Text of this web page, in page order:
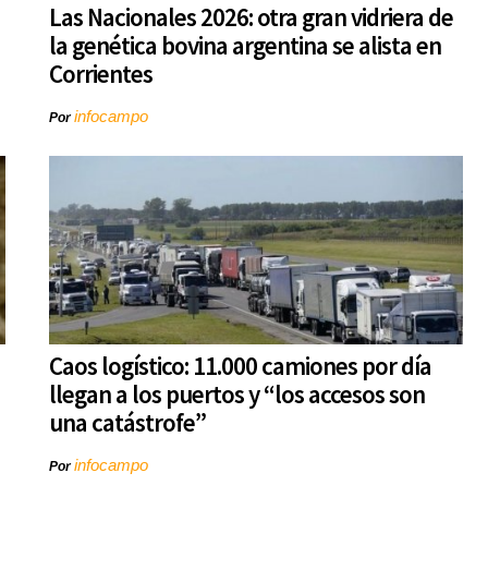
Las Nacionales 2026: otra gran vidriera de
la genética bovina argentina se alista en
Corrientes
Porinfocampo
Caos logístico: 11.000 camiones por día
llegan a los puertos y “los accesos son
una catástrofe”
Porinfocampo